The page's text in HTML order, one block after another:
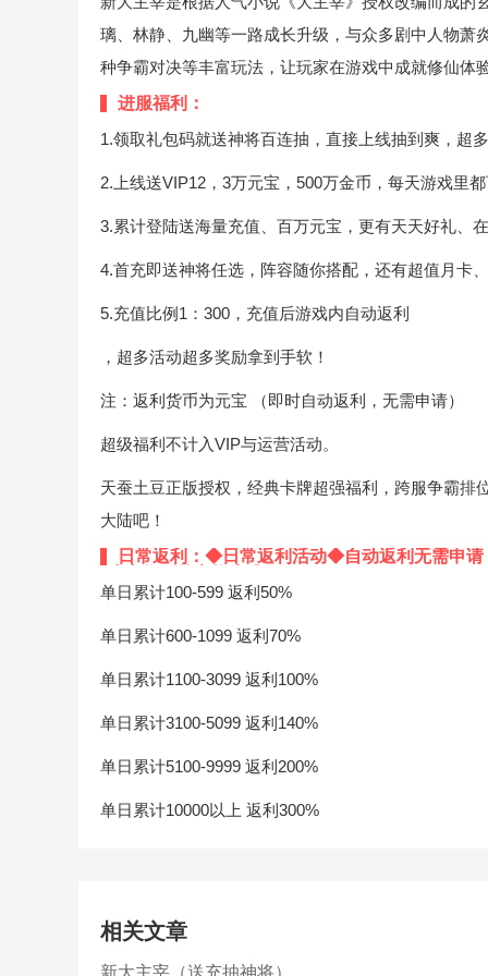
璃、林静、九幽等一路成长升级，与众多剧中人物
种争霸对决等丰富玩法，让玩家在游戏中成就修仙体
进服福利：
1.领取礼包码就送神将百连抽，直接上线抽到爽，超
2.上线送VIP12，3万元宝，500万金币，每天游戏里
3.累计登陆送海量充值、百万元宝，更有天天好礼、
4.首充即送神将任选，阵容随你搭配，还有超值月卡
5.充值比例1：300，充值后游戏内自动返利
，超多活动超多奖励拿到手软！
注：返利货币为元宝 （即时自动返利，无需申请）
超级福利不计入VIP与运营活动。
天蚕土豆正版授权，经典卡牌超强福利，跨服争霸
大陆吧！
日常返利：◆日常返利活动◆自动返利无需申
单日累计100-599 返利50%
单日累计600-1099 返利70%
单日累计1100-3099 返利100%
单日累计3100-5099 返利140%
单日累计5100-9999 返利200%
单日累计10000以上 返利300%
相关文章
新大主宰（送充抽神将）